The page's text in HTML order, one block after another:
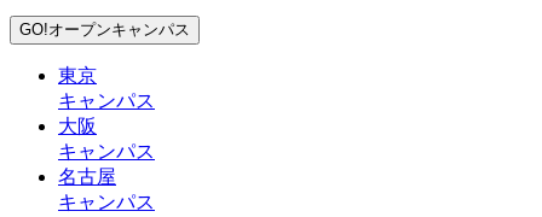
GO!オープンキャンパス
東京
キャンパス
大阪
キャンパス
名古屋
キャンパス